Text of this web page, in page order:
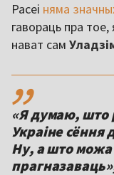
Расеі няма
гавораць пра
нават сам
,,
«Я думаю, што
Украіне сёння
Ну, а што